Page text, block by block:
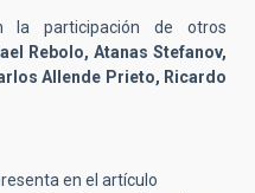
la participación de otros
Rebolo, Atanas Stefanov,
Allende Prieto, Ricardo
en el artículo